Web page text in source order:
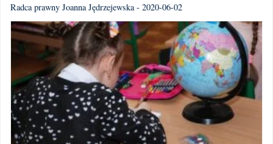
Radca prawny Joanna Jędrzejewska - 2020-06-02